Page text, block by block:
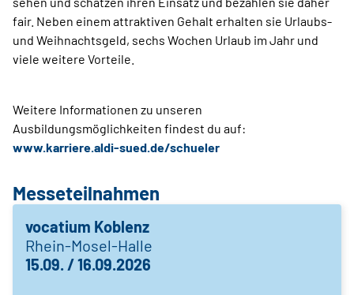
fair. Neben einem attraktiven Gehalt erhalten sie Urlaubs-
und Weihnachtsgeld, sechs Wochen Urlaub im Jahr und
viele weitere Vorteile.
Weitere Informationen zu unseren
Ausbildungsmöglichkeiten findest du auf:
www.karriere.aldi-sued.de/schueler
Messeteilnahmen
vocatium Koblenz
Rhein-Mosel-Halle
15.09. / 16.09.2026